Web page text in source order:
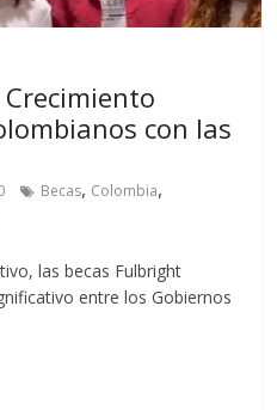
con las
Becas, Colombia,
las becas Fulbright
entre los Gobiernos